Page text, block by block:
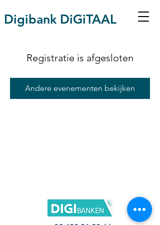
Digibank DiGiTAAL
Registratie is afgesloten
Andere evenementen bekijken